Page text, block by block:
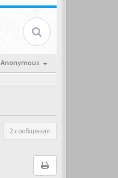
Anonymous
2 сообщения